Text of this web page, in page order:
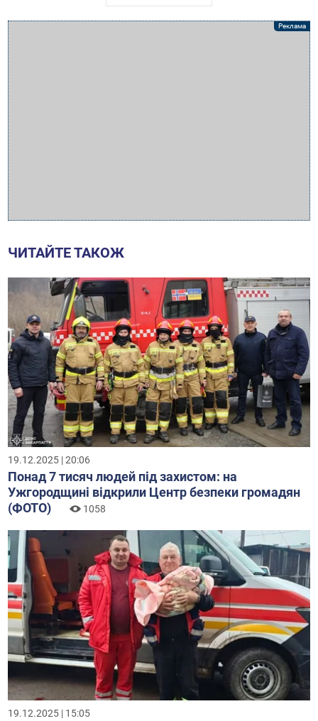
ЧИТАЙТЕ ТАКОЖ
19.12.2025 | 20:06
Понад 7 тисяч людей під захистом: на
Ужгородщині відкрили Центр безпеки громадян
(ФОТО)
1058
19.12.2025 | 15:05